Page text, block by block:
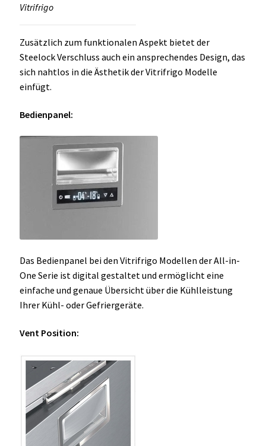
Vitrifrigo
Zusätzlich zum funktionalen Aspekt bietet der
Steelock Verschluss auch ein ansprechendes Design, das
sich nahtlos in die Ästhetik der Vitrifrigo Modelle
einfügt.
Bedienpanel:
Das Bedienpanel bei den Vitrifrigo Modellen der All-in-
One Serie ist digital gestaltet und ermöglicht eine
einfache und genaue Übersicht über die Kühlleistung
Ihrer Kühl- oder Gefriergeräte.
Vent Position: